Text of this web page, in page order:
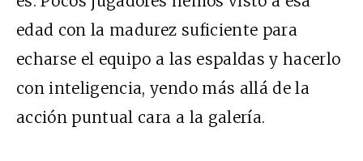
edad con la madurez suficiente para
echarse el equipo a las espaldas y hacerlo
con inteligencia, yendo más allá de la
acción puntual cara a la galería.